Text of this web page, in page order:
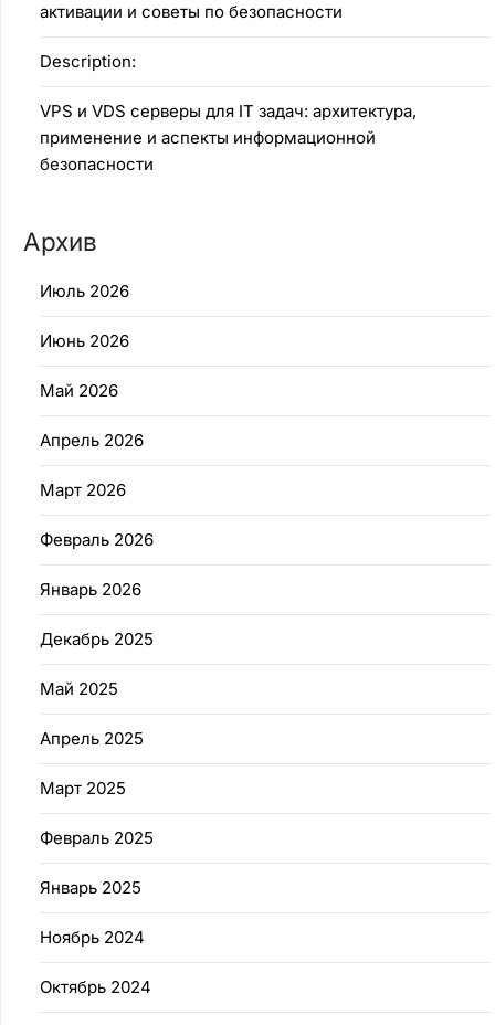
активации и советы по безопасности
Description:
VPS и VDS серверы для IT задач: архитектура,
применение и аспекты информационной
безопасности
Архив
Июль 2026
Июнь 2026
Май 2026
Апрель 2026
Март 2026
Февраль 2026
Январь 2026
Декабрь 2025
Май 2025
Апрель 2025
Март 2025
Февраль 2025
Январь 2025
Ноябрь 2024
Октябрь 2024